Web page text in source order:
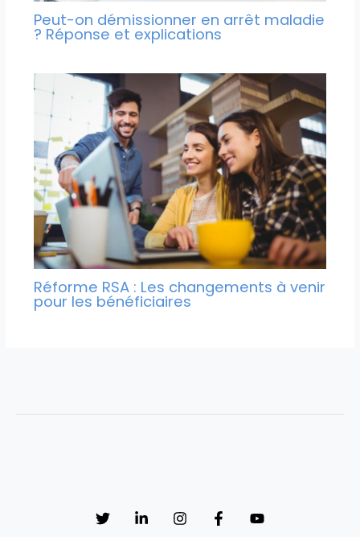
Peut-on démissionner en arrêt maladie
? Réponse et explications
Réforme RSA : Les changements à venir
pour les bénéficiaires